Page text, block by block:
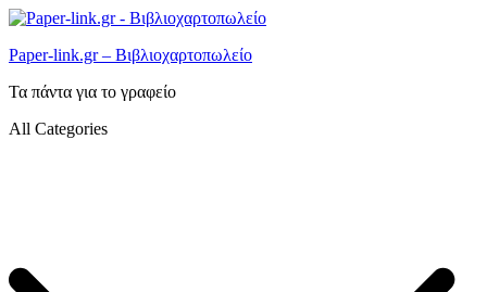
Paper-link.gr – Βιβλιοχαρτοπωλείο
Τα πάντα για το γραφείο
All Categories